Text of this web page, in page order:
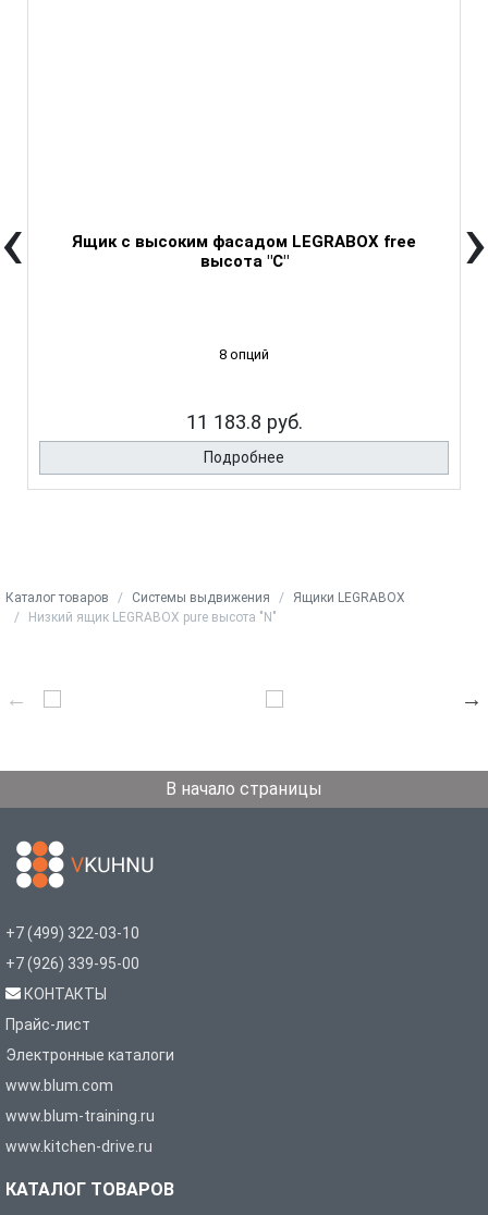
Ящик с высоким фасадом LEGRABOX free
высота "C"
8 опций
11 183.8 руб.
Подробнее
‹ ›
Каталог товаров Системы выдвижения
Ящики LEGRABOX
Низкий ящик LEGRABOX pure высота "N"
В начало страницы
+7 (499) 322-03-10
+7 (926) 339-95-00
КОНТАКТЫ
Прайс-лист
Электронные каталоги
www.blum.com
www.blum-training.ru
www.kitchen-drive.ru
КАТАЛОГ ТОВАРОВ